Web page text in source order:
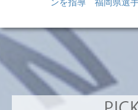
ンを指導 福岡県選